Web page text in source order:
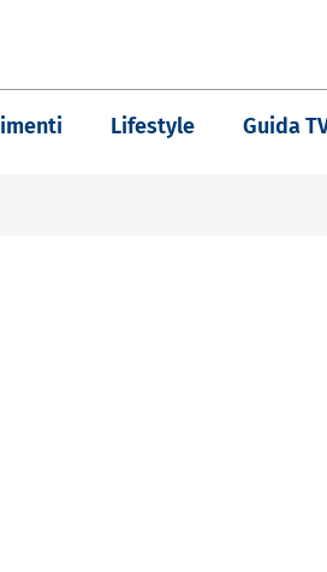
Lifestyle Guida